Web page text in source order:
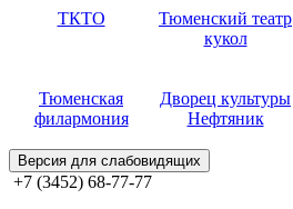
ТКТО
Тюменский театр
кукол
Тюменская
филармония
Дворец культуры
Нефтяник
Версия для слабовидящих
+7 (3452) 68-77-77